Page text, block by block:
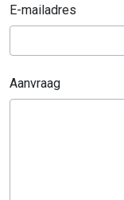
E-mailadres
Aanvraag